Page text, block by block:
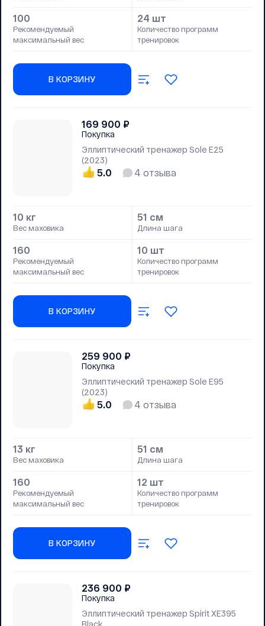
100
Рекомендуемый
максимальный вес
24 шт
Количество программ
тренировок
В КОРЗИНУ
169 900 ₽
Покупка
Эллиптический тренажер Sole Е25
(2023)
5.0 4 отзыва
10 кг
Вес маховика
51 см
Длина шага
160
Рекомендуемый
максимальный вес
10 шт
Количество программ
тренировок
В КОРЗИНУ
259 900 ₽
Покупка
Эллиптический тренажер Sole Е95
(2023)
5.0 4 отзыва
13 кг
Вес маховика
51 см
Длина шага
160
Рекомендуемый
максимальный вес
12 шт
Количество программ
тренировок
В КОРЗИНУ
236 900 ₽
Покупка
Эллиптический тренажер Spirit XE395
Black